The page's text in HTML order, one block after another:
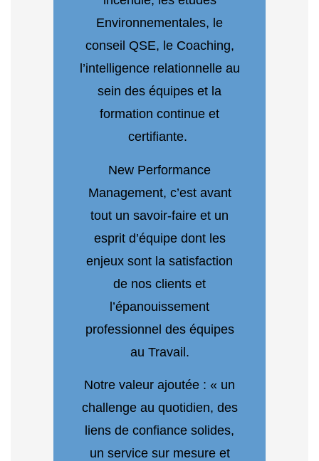
Environnementales, le
conseil QSE, le Coaching,
l’intelligence relationnelle au
sein des équipes et la
formation continue et
certifiante.
New Performance
Management, c’est avant
tout un savoir-faire et un
esprit d’équipe dont les
enjeux sont la satisfaction
de nos clients et
l’épanouissement
professionnel des équipes
au Travail.
Notre valeur ajoutée : « un
challenge au quotidien, des
liens de confiance solides,
un service sur mesure et